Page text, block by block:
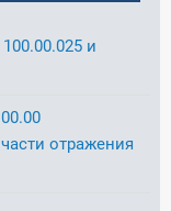
и
отражения